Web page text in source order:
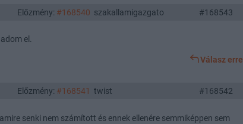
Előzmény: #168540 szakallamigazgato #168543
el.
Válasz erre
Előzmény: #168541 twist #168542
senki nem számított és ennek ellenére semmiképpen sem